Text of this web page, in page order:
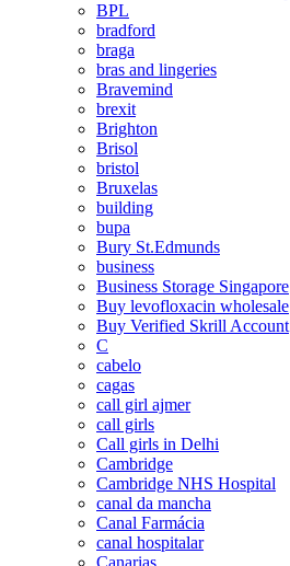
BPL
bradford
braga
bras and lingeries
Bravemind
brexit
Brighton
Brisol
bristol
Bruxelas
building
bupa
Bury St.Edmunds
business
Business Storage Singapore
Buy levofloxacin wholesale
Buy Verified Skrill Account
C
cabelo
cagas
call girl ajmer
call girls
Call girls in Delhi
Cambridge
Cambridge NHS Hospital
canal da mancha
Canal Farmácia
canal hospitalar
Canarias